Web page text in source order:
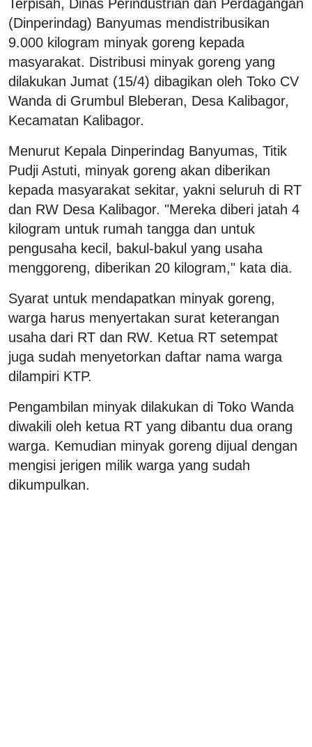
Terpisah, Dinas Perindustrian dan Perdagangan
(Dinperindag) Banyumas mendistribusikan
9.000 kilogram minyak goreng kepada
masyarakat. Distribusi minyak goreng yang
dilakukan Jumat (15/4) dibagikan oleh Toko CV
Wanda di Grumbul Bleberan, Desa Kalibagor,
Kecamatan Kalibagor.
Menurut Kepala Dinperindag Banyumas, Titik
Pudji Astuti, minyak goreng akan diberikan
kepada masyarakat sekitar, yakni seluruh di RT
dan RW Desa Kalibagor. "Mereka diberi jatah 4
kilogram untuk rumah tangga dan untuk
pengusaha kecil, bakul-bakul yang usaha
menggoreng, diberikan 20 kilogram," kata dia.
Syarat untuk mendapatkan minyak goreng,
warga harus menyertakan surat keterangan
usaha dari RT dan RW. Ketua RT setempat
juga sudah menyetorkan daftar nama warga
dilampiri KTP.
Pengambilan minyak dilakukan di Toko Wanda
diwakili oleh ketua RT yang dibantu dua orang
warga. Kemudian minyak goreng dijual dengan
mengisi jerigen milik warga yang sudah
dikumpulkan.